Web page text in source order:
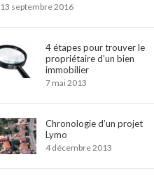
13 septembre 2016
4 étapes pour trouver le
propriétaire d’un bien
immobilier
7 mai 2013
Chronologie d’un projet
Lymo
4 décembre 2013